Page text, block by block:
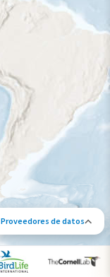
Proveedores de datos